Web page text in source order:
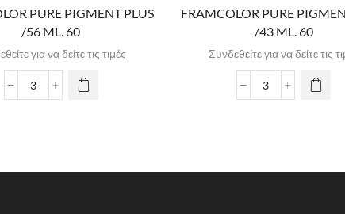
PURE PIGMENT PLUS
/56 ML. 60
για να δείτε τις τιμές
FRAMCOLOR PURE
/43 ML. 60
Συνδεθείτε για να δείτε τις